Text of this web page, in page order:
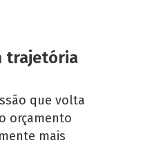
trajetória
que volta
orçamento
mais